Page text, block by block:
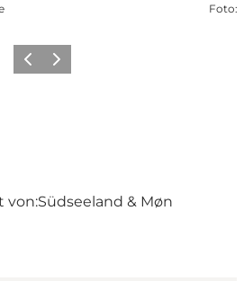
Foto:
ZurückWeiter
von:Südseeland & Møn